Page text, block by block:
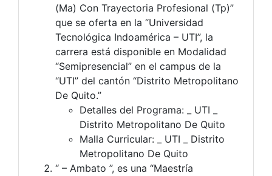
(Ma) Con Trayectoria Profesional (Tp)”
que se oferta en la “Universidad
Tecnológica Indoamérica – UTI”, la
carrera está disponible en Modalidad
“Semipresencial” en el campus de la
“UTI” del cantón “Distrito Metropolitano
De Quito.”
Detalles del Programa: _ UTI _
Distrito Metropolitano De Quito
Malla Curricular: _ UTI _ Distrito
Metropolitano De Quito
“ – Ambato ”, es una “Maestría